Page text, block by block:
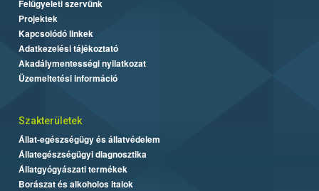
Felügyeleti szervünk
Projektek
Kapcsolódó linkek
Adatkezelési tájékoztató
Akadálymentességi nyilatkozat
Üzemeltetési információ
Szakterületek
Állat-egészségügy és állatvédelem
Állategészségügyi diagnosztika
Állatgyógyászati termékek
Borászat és alkoholos italok